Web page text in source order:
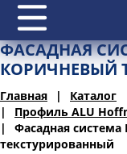
ФАСАДНАЯ
КОРИЧНЕВЫЙ
Главная Каталог
Профиль ALU
Фасадная система
текстурированный